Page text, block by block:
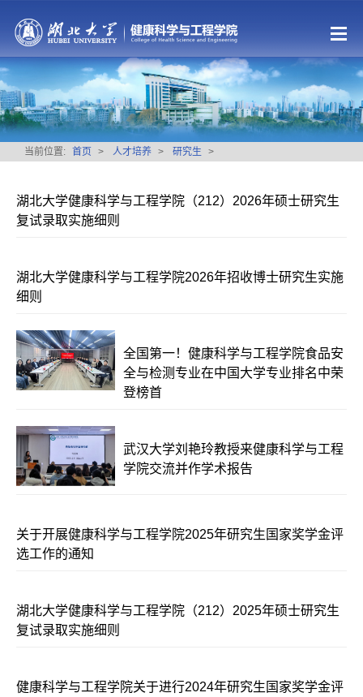
当前位置: 首页 > 人才培养 > 研究生 >
湖北大学健康科学与工程学院（212）2026年硕士研究生
复试录取实施细则
湖北大学健康科学与工程学院2026年招收博士研究生实施
细则
全国第一！健康科学与工程学院食品安
全与检测专业在中国大学专业排名中荣
登榜首
武汉大学刘艳玲教授来健康科学与工程
学院交流并作学术报告
关于开展健康科学与工程学院2025年研究生国家奖学金评
选工作的通知
湖北大学健康科学与工程学院（212）2025年硕士研究生
复试录取实施细则
健康科学与工程学院关于进行2024年研究生国家奖学金评